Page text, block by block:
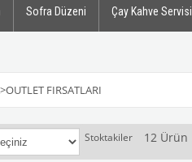
Sofra Düzeni Çay Kahve Servisi
>OUTLET FIRSATLARI
Stoktakiler 12 Ürün